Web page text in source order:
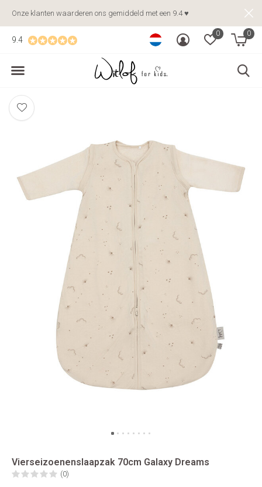
0 0
9.4
Onze klanten waarderen ons gemiddeld met een 9.4 ♥
Vierseizoenenslaapzak 70cm Galaxy Dreams
(0)